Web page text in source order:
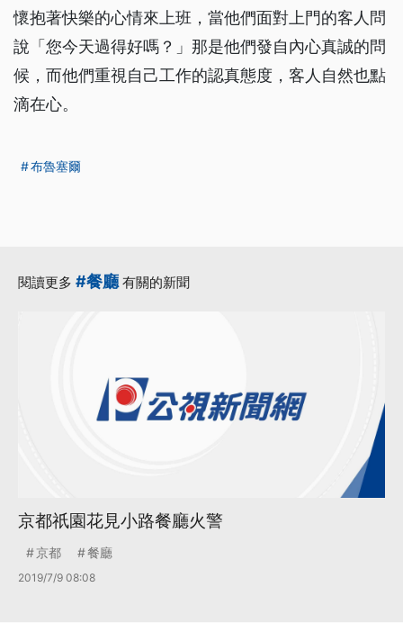
懷抱著快樂的心情來上班，當他們面對上門的客人問
說「您今天過得好嗎？」那是他們發自內心真誠的問
候，而他們重視自己工作的認真態度，客人自然也點
滴在心。
布魯塞爾
閱讀更多 #餐廳有關的新聞
京都祇園花見小路餐廳火警
京都 餐廳
2019/7/9 08:08